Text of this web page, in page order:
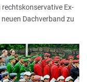
Ex-
Dachverband zu